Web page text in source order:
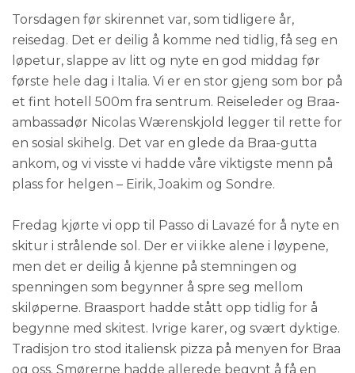
Torsdagen før skirennet var, som tidligere år,
reisedag. Det er deilig å komme ned tidlig, få seg en
løpetur, slappe av litt og nyte en god middag før
første hele dag i Italia. Vi er en stor gjeng som bor på
et fint hotell 500m fra sentrum. Reiseleder og Braa-
ambassadør Nicolas Wærenskjold legger til rette for
en sosial skihelg. Det var en glede da Braa-gutta
ankom, og vi visste vi hadde våre viktigste menn på
plass for helgen – Eirik, Joakim og Sondre.
Fredag kjørte vi opp til Passo di Lavazé for å nyte en
skitur i strålende sol. Der er vi ikke alene i løypene,
men det er deilig å kjenne på stemningen og
spenningen som begynner å spre seg mellom
skiløperne. Braasport hadde stått opp tidlig for å
begynne med skitest. Ivrige karer, og svært dyktige.
Tradisjon tro stod italiensk pizza på menyen for Braa
og oss. Smørerne hadde allerede begynt å få en